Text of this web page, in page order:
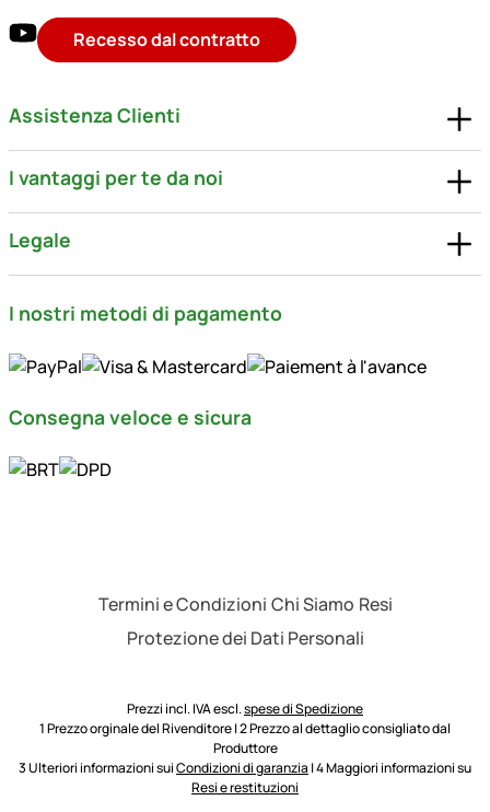
Recesso dal contratto
Assistenza Clienti
I vantaggi per te da noi
Legale
I nostri metodi di pagamento
Consegna veloce e sicura
Termini e Condizioni Chi Siamo Resi
Protezione dei Dati Personali
Prezzi incl. IVA escl.spese di Spedizione
1 Prezzo orginale del Rivenditore | 2 Prezzo al dettaglio consigliato dal
Produttore
3 Ulteriori informazioni suiCondizioni di garanzia | 4 Maggiori informazioni su
Resi e restituzioni